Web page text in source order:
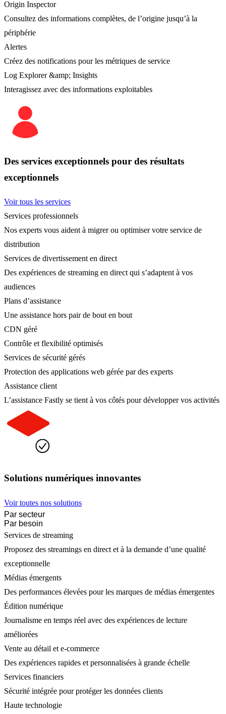
Origin Inspector
Consultez des informations complètes, de l’origine jusqu’à la
périphérie
Alertes
Créez des notifications pour les métriques de service
Log Explorer &amp; Insights
Interagissez avec des informations exploitables
Des services exceptionnels pour des résultats
exceptionnels
Voir tous les services
Services professionnels
Nos experts vous aident à migrer ou optimiser votre service de
distribution
Services de divertissement en direct
Des expériences de streaming en direct qui s’adaptent à vos
audiences
Plans d’assistance
Une assistance hors pair de bout en bout
CDN géré
Contrôle et flexibilité optimisés
Services de sécurité gérés
Protection des applications web gérée par des experts
Assistance client
L’assistance Fastly se tient à vos côtés pour développer vos activités
Solutions numériques innovantes
Voir toutes nos solutions
Par secteur
Par besoin
Services de streaming
Proposez des streamings en direct et à la demande d’une qualité
exceptionnelle
Médias émergents
Des performances élevées pour les marques de médias émergentes
Édition numérique
Journalisme en temps réel avec des expériences de lecture
améliorées
Vente au détail et e-commerce
Des expériences rapides et personnalisées à grande échelle
Services financiers
Sécurité intégrée pour protéger les données clients
Haute technologie